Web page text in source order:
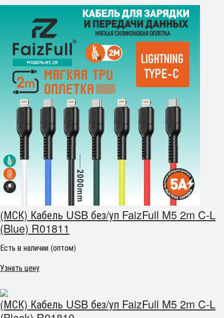
(МСК) Кабель USB без/уп FaizFull M5 2m C-L
(Blue) R01811
Есть в наличии (оптом)
Узнать цену
(МСК) Кабель USB без/уп FaizFull M5 2m C-L